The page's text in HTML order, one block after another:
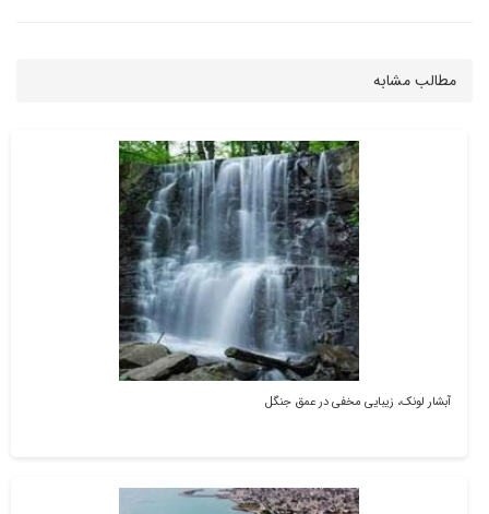
مطالب مشابه
آبشار لونک، زیبایی مخفی در عمق جنگل